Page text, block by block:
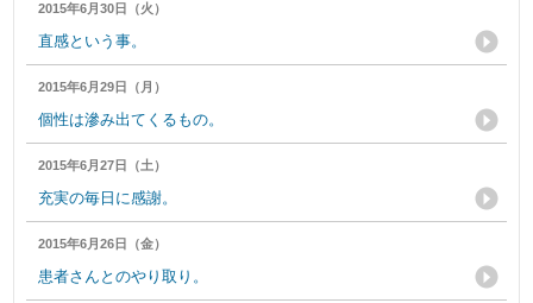
2015年6月30日（火）
直感という事。
2015年6月29日（月）
個性は滲み出てくるもの。
2015年6月27日（土）
充実の毎日に感謝。
2015年6月26日（金）
患者さんとのやり取り。